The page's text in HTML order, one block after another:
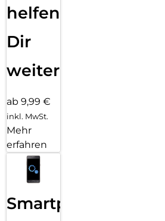
helfen
Dir
weiter
ab 9,99 €
inkl. MwSt.
Mehr
erfahren
Smartphone